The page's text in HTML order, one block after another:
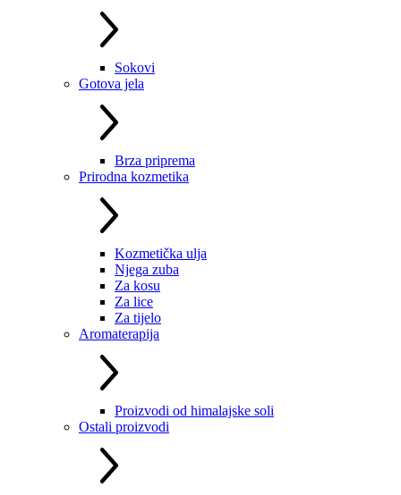
Sokovi
Gotova jela
Brza priprema
Prirodna kozmetika
Kozmetička ulja
Njega zuba
Za kosu
Za lice
Za tijelo
Aromaterapija
Proizvodi od himalajske soli
Ostali proizvodi